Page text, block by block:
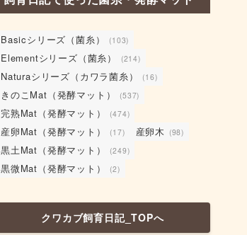
Basicシリーズ（菌糸） (103)
Elementシリーズ（菌糸） (214)
Naturaシリーズ（カワラ菌糸） (16)
きのこMat（発酵マット） (537)
完熟Mat（発酵マット） (474)
産卵Mat（発酵マット） (17) 産卵木 (98)
黒土Mat（発酵マット） (249)
黒微Mat（発酵マット） (2)
クワカブ飼育日記_TOPへ